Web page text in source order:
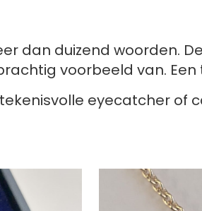
dan duizend woorden.
voorbeeld van.
eyecatcher of